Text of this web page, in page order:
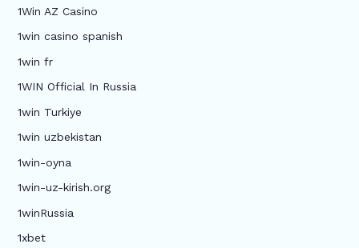
1Win AZ Casino
1win casino spanish
1win fr
1WIN Official In Russia
1win Turkiye
1win uzbekistan
1win-oyna
1win-uz-kirish.org
1winRussia
1xbet